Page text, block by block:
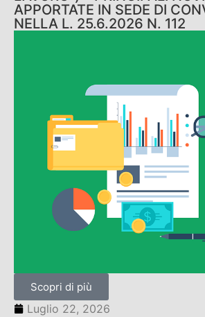
APPORTATE IN SEDE DI
NELLA L. 25.6.2026 N. 112
Scopri di più
Luglio 22, 2026